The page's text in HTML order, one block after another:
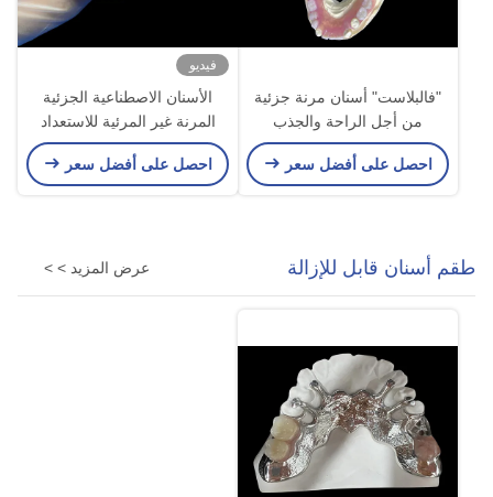
"فالبلاست" أسنان مرنة جزئية
من أجل الراحة والجذب
الجمالي
احصل على أفضل سعر
فيديو
الأسنان الاصطناعية الجزئية
المرنة غير المرئية للاستعداد
المريح الآمن والجمالي الطبيعي
احصل على أفضل سعر
طقم أسنان قابل للإزالة عرض المزيد > >